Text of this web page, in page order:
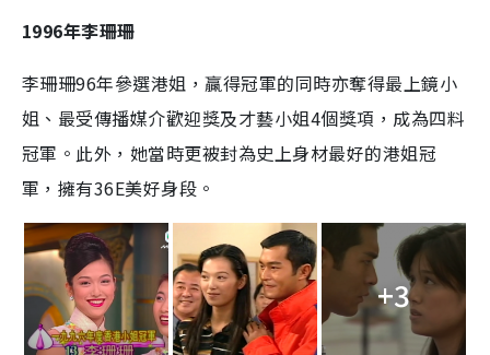
1996年李珊珊
李珊珊96年參選港姐，贏得冠軍的同時亦奪得最上鏡小
姐、最受傳播媒介歡迎獎及才藝小姐4個獎項，成為四料
冠軍。此外，她當時更被封為史上身材最好的港姐冠
軍，擁有36E美好身段。
+3